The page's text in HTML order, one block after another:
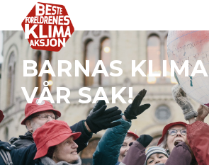
BARNAS KLIMA
VÅR SAK!